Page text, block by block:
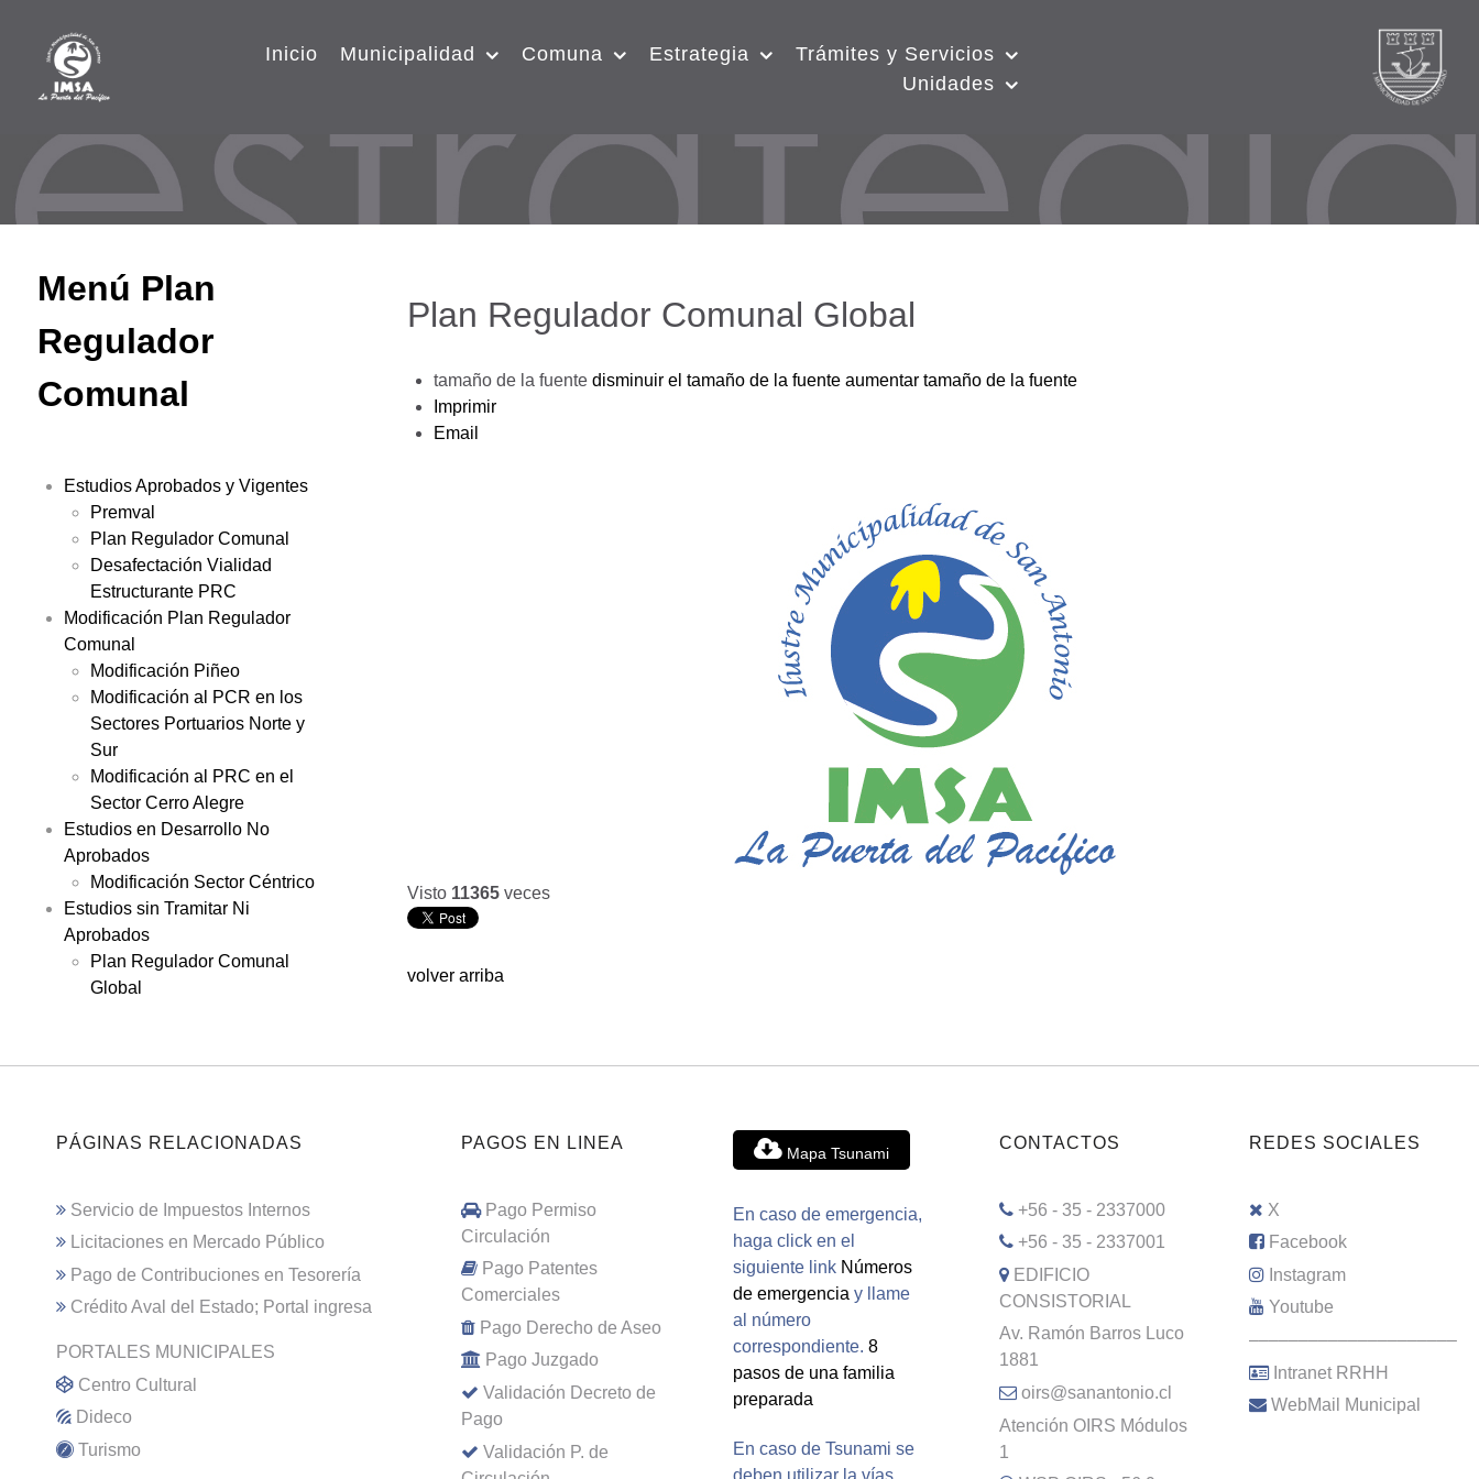
Inicio Municipalidad Comuna Estrategia
Trámites y Servicios
Unidades
Menú Plan
Regulador
Comunal
Estudios Aprobados y Vigentes
Premval
Plan Regulador Comunal
Desafectación Vialidad
Estructurante PRC
Modificación Plan Regulador
Comunal
Modificación Piñeo
Modificación al PCR en los
Sectores Portuarios Norte y
Sur
Modificación al PRC en el
Sector Cerro Alegre
Estudios en Desarrollo No
Aprobados
Modificación Sector Céntrico
Estudios sin Tramitar Ni
Aprobados
Plan Regulador Comunal
Global
Plan Regulador Comunal Global
tamaño de la fuente disminuir el tamaño de la fuente aumentar tamaño de la fuente
Imprimir
Email
Visto 11365 veces
volver arriba
PÁGINAS RELACIONADAS
Servicio de Impuestos Internos
Licitaciones en Mercado Público
Pago de Contribuciones en Tesorería
Crédito Aval del Estado; Portal ingresa
PORTALES MUNICIPALES
Centro Cultural
Dideco
Turismo
PAGOS EN LINEA
Pago Permiso
Circulación
Pago Patentes
Comerciales
Pago Derecho de Aseo
Pago Juzgado
Validación Decreto de
Pago
Validación P. de
Mapa Tsunami
En caso de emergencia,
haga click en el
siguiente link Números
de emergencia y llame
al número
correspondiente. 8
pasos de una familia
preparada
En caso de Tsunami se
deben utilizar la vías
CONTACTOS
+56 - 35 - 2337000
+56 - 35 - 2337001
EDIFICIO
CONSISTORIAL
Av. Ramón Barros Luco
1881
oirs@sanantonio.cl
Atención OIRS Módulos
1
REDES SOCIALES
X
Facebook
Instagram
Youtube
–––––––––––––––––––––
Intranet RRHH
WebMail Municipal